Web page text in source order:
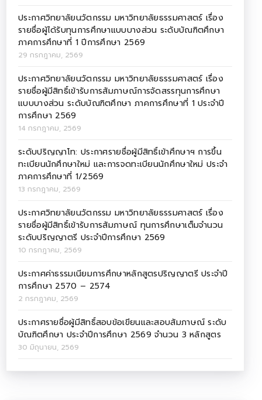
ประกาศวิทยาลัยนวัตกรรม มหาวิทยาลัยธรรมศาสตร์ เรื่อง
รายชื่อผู้ได้รับทุนการศึกษาแบบบางส่วน ระดับบัณฑิตศึกษา
ภาคการศึกษาที่ 1 ปีการศึกษา 2569
29 กรกฎาคม, 2569
ประกาศวิทยาลัยนวัตกรรม มหาวิทยาลัยธรรมศาสตร์ เรื่อง
รายชื่อผู้มีสิทธิ์เข้ารับการสัมภาษณ์การจัดสรรทุนการศึกษา
แบบบางส่วน ระดับบัณฑิตศึกษา ภาคการศึกษาที่ 1 ประจำปี
การศึกษา 2569
14 กรกฎาคม, 2569
ระดับปริญญาโท: ประกาศรายชื่อผู้มีสิทธิ์เข้าศึกษาฯ การขึ้น
ทะเบียนนักศึกษาใหม่ และการจดทะเบียนนักศึกษาใหม่ ประจำ
ภาคการศึกษาที่ 1/2569
13 กรกฎาคม, 2569
ประกาศวิทยาลัยนวัตกรรม มหาวิทยาลัยธรรมศาสตร์ เรื่อง
รายชื่อผู้มีสิทธิ์เข้ารับการสัมภาษณ์ ทุนการศึกษาเต็มจำนวน
ระดับปริญญาตรี ประจำปีการศึกษา 2569
10 กรกฎาคม, 2569
ประกาศค่าธรรมเนียมการศึกษาหลักสูตรปริญญาตรี ประจำปี
การศึกษา 2570 – 2574
2 กรกฎาคม, 2569
ประกาศรายชื่อผู้มีสิทธิ์สอบข้อเขียนและสอบสัมภาษณ์ ระดับ
บัณฑิตศึกษา ประจำปีการศึกษา 2569 จำนวน 3 หลักสูตร
30 มิถุนายน, 2569